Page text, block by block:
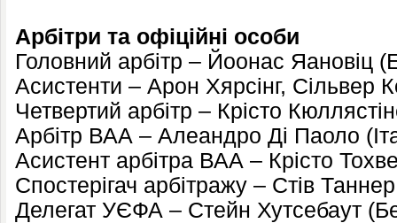
Арбітри та офіційні особи
Головний арбітр – Йоонас Яановіц
Асистенти – Арон Хярсінг, Сільвер
Четвертий арбітр – Крісто
Арбітр ВАА – Алеандро Ді Паоло
Асистент арбітра ВАА – Крісто
Спостерігач арбітражу – Стів
Делегат УЄФА – Стейн Хутсебаут